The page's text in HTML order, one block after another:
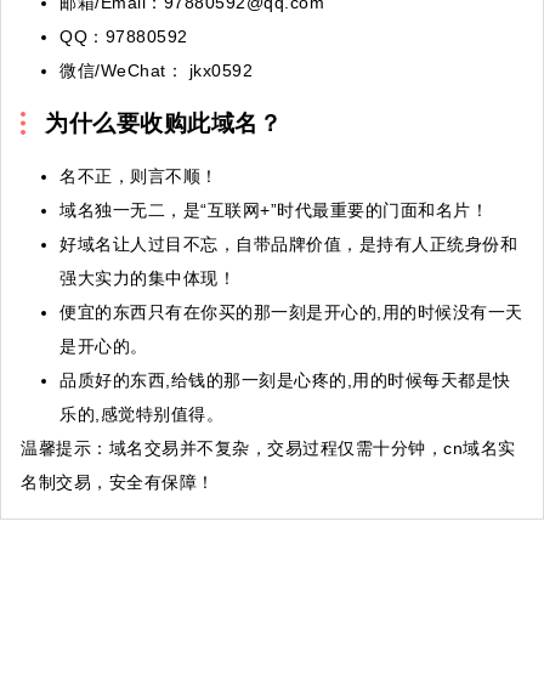
QQ：97880592
微信/WeChat： jkx0592
为什么要收购此域名？
名不正，则言不顺！
域名独一无二，是“互联网+”时代最重要的门面和名片！
好域名让人过目不忘，自带品牌价值，是持有人正统身份和
强大实力的集中体现！
便宜的东西只有在你买的那一刻是开心的,用的时候没有一天
是开心的。
品质好的东西,给钱的那一刻是心疼的,用的时候每天都是快
乐的,感觉特别值得。
温馨提示 ：域名交易并不复杂，交易过程仅需十分钟，cn域名实
名制交易，安全有保障！